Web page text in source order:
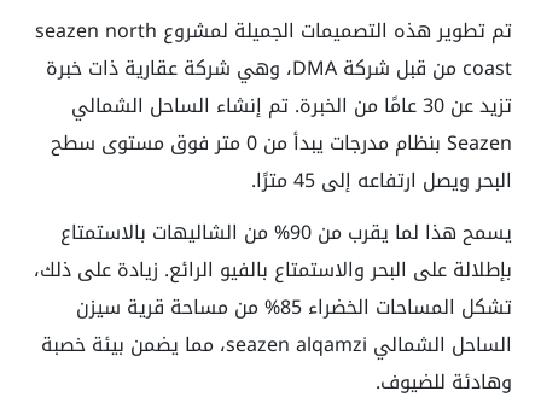
تم تطوير هذه التصميمات الجميلة لمشروع seazen north
coast من قبل شركة DMA، وهي شركة عقارية ذات خبرة
تزيد عن 30 عامًا من الخبرة. تم إنشاء الساحل الشمالي
Seazen بنظام مدرجات يبدأ من 0 متر فوق مستوى سطح
البحر ويصل ارتفاعه إلى 45 مترًا.
يسمح هذا لما يقرب من 90% من الشاليهات بالاستمتاع
بإطلالة على البحر والاستمتاع بالفيو الرائع. زيادة على ذلك،
تشكل المساحات الخضراء 85% من مساحة قرية سيزن
الساحل الشمالي seazen alqamzi، مما يضمن بيئة خصبة
وهادئة للضيوف.